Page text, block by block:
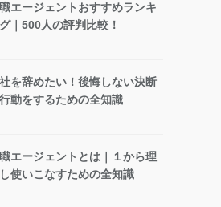
エージェントおすすめランキ
｜500人の評判比較！
を辞めたい！後悔しない決断
動をするための全知識
エージェントとは｜１から理
使いこなすための全知識